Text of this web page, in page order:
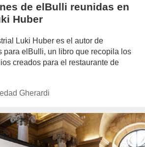
de elBulli reunidas en
Huber
Luki Huber es el autor de
para elBulli, un libro que recopila los
creados para el restaurante de
www.experimenta.es/author/soledad-
Gherardi